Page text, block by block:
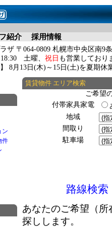
紹介 採用情報
ザ 〒064-0809 札幌市中央区南9
18:30 土曜、 祝日 も営業しており
】 8月13日(木)～15日(土)を夏期休
賃貸物件 エリア検索
ご希望
付帯家具家電
地域
間取り
駐車場
路線検索
あなたのご希望（
探しします。
ン
件